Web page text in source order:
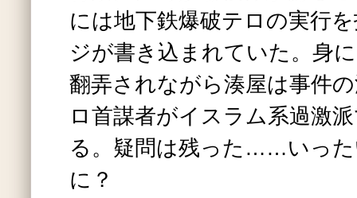
には地下鉄爆破テロの実行
ジが書き込まれていた。身
翻弄されながら湊屋は事件
ロ首謀者がイスラム系過激
る。疑問は残った……いった
に？